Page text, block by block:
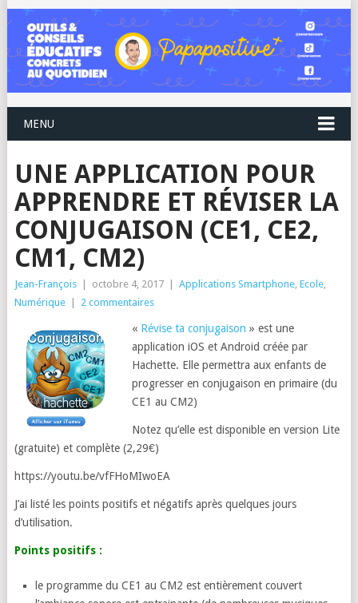
MENU
UNE APPLICATION POUR
APPRENDRE ET RÉVISER LA
CONJUGAISON (CE1, CE2,
CM1, CM2)
Jean-François octobre 4, 2017 Applications Smartphone, Ecole,
Numérique
2 commentaires
« Révise ta conjugaison » est une
application iOS et Android créée par
Hachette. Elle permettra aux enfants de
progresser en conjugaison en primaire (du
CE1 au CM2)
Notez qu’elle est disponible en version Lite
(gratuite) et complète (2,29€)
https://youtu.be/vfFHoMIwoEA
J’ai listé les points positifs et négatifs après quelques jours
d’utilisation.
Points positifs :
le programme du CE1 au CM2 est entièrement couvert